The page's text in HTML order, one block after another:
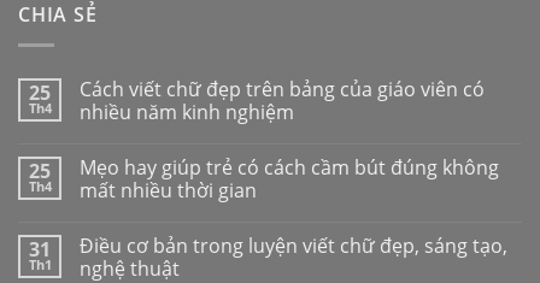
CHIA SẺ
25
Th4
Cách viết chữ đẹp trên bảng của giáo viên có
nhiều năm kinh nghiệm
25
Th4
Mẹo hay giúp trẻ có cách cầm bút đúng không
mất nhiều thời gian
31
Th1
Điều cơ bản trong luyện viết chữ đẹp, sáng tạo,
nghệ thuật